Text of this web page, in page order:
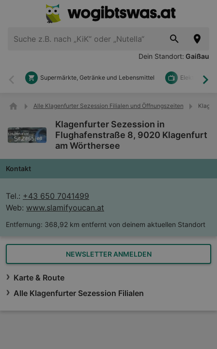
Dein Standort: Gaißau
Zurück
Supermärkte, Getränke und Lebensmittel Elektronik
Alle Klagenfurter Sezession Filialen und Öffnungszeiten
Klagenfurter Sezession in
Flughafenstraße 8, 9020 Klagenfurt
am Wörthersee
Kontakt
Tel.: +43 650 7041499
Web: www.slamifyoucan.at
Entfernung: 368,92 km entfernt von deinem aktuellen Standort
NEWSLETTER ANMELDEN
Karte & Route
Alle Klagenfurter Sezession Filialen